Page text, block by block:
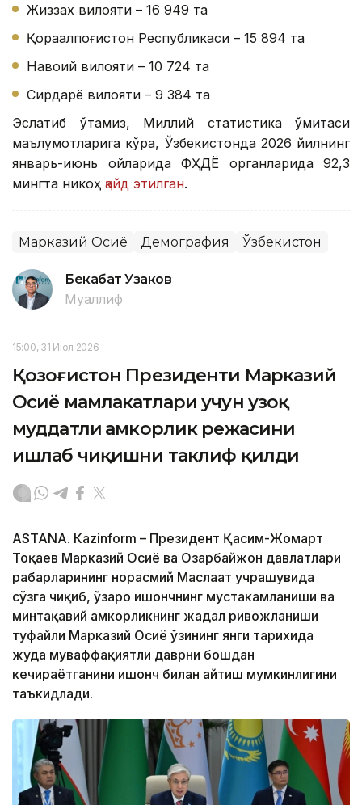
Жиззах вилояти – 16 949 та
Қорақалпоғистон Республикаси – 15 894 та
Навоий вилояти – 10 724 та
Сирдарё вилояти – 9 384 та
Эслатиб ўтамиз, Миллий статистика қўмитаси
маълумотларига кўра, Ўзбекистонда 2026 йилнинг
январь-июнь ойларида ФҲДЁ органларида 92,3
мингта никоҳ қайд этилган.
Марказий Осиё Демография Ўзбекистон
Бекабат Узаков
Муаллиф
15:00, 31 Июл 2026
Қозоғистон Президенти Марказий
Осиё мамлакатлари учун узоқ
муддатли ҳамкорлик режасини
ишлаб чиқишни таклиф қилди
ASTANА. Кazinform – Президент Қасим-Жомарт
Тоқаев Марказий Осиё ва Озарбайжон давлатлари
раҳбарларининг норасмий Маслаҳат учрашувида
сўзга чиқиб, ўзаро ишончнинг мустаҳкамланиши ва
минтақавий ҳамкорликнинг жадал ривожланиши
туфайли Марказий Осиё ўзининг янги тарихида
жуда муваффақиятли даврни бошдан
кечираётганини ишонч билан айтиш мумкинлигини
таъкидлади.